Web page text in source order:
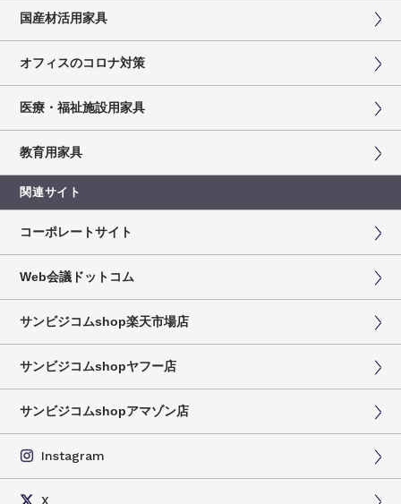
国産材活用家具
オフィスのコロナ対策
医療・福祉施設用家具
教育用家具
関連サイト
コーポレートサイト
Web会議ドットコム
サンビジコムshop楽天市場店
サンビジコムshopヤフー店
サンビジコムshopアマゾン店
Instagram
X